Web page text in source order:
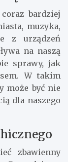
bardziej
muzyka,
z urządzeń
na naszą
sprawy, jak
W takim
może być nie
dla naszego
zbawienny